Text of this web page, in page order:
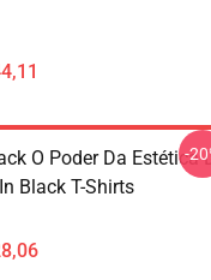
O Poder Da Estética
Black T-Shirts
-